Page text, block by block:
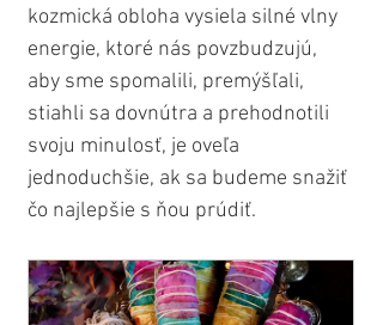
kozmická obloha vysiela silné vlny
energie, ktoré nás povzbudzujú,
aby sme spomalili, premýšľali,
stiahli sa dovnútra a prehodnotili
svoju minulosť, je oveľa
jednoduchšie, ak sa budeme snažiť
čo najlepšie s ňou prúdiť.